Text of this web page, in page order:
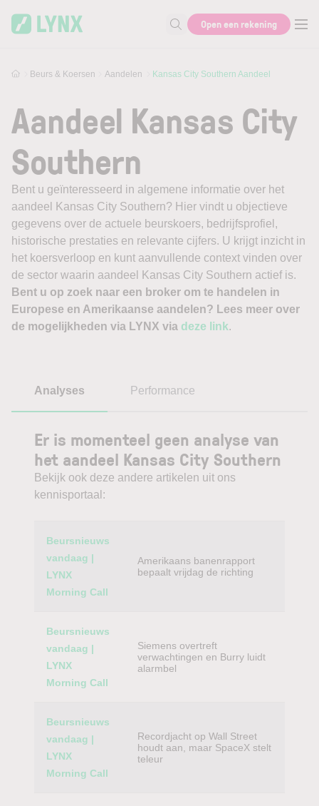
Zoek naar informatie
Open een rekening
Beurs & Koersen Aandelen Kansas City Southern Aandeel
Aandeel Kansas City
Southern
Bent u geïnteresseerd in algemene informatie over het
aandeel Kansas City Southern? Hier vindt u objectieve
gegevens over de actuele beurskoers, bedrijfsprofiel,
historische prestaties en relevante cijfers. U krijgt inzicht in
het koersverloop en kunt aanvullende context vinden over
de sector waarin aandeel Kansas City Southern actief is.
Bent u op zoek naar een broker om te handelen in
Europese en Amerikaanse aandelen? Lees meer over
de mogelijkheden via LYNX via deze link.
Analyses Performance
Er is momenteel geen analyse van
het aandeel Kansas City Southern
Bekijk ook deze andere artikelen uit ons
kennisportaal:
Category
Beursnieuws
vandaag |
LYNX
Morning Call
Amerikaans banenrapport
bepaalt vrijdag de richting
Beursnieuws
vandaag |
LYNX
Morning Call
Siemens overtreft
verwachtingen en Burry luidt
alarmbel
Beursnieuws
vandaag |
LYNX
Morning Call
Recordjacht op Wall Street
houdt aan, maar SpaceX stelt
teleur